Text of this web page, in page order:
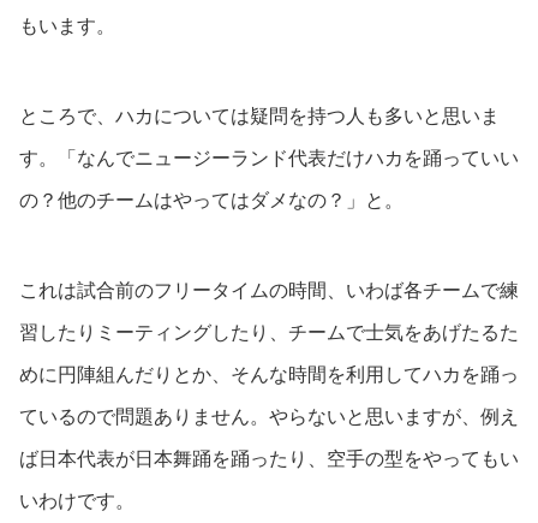
もいます。
ところで、ハカについては疑問を持つ人も多いと思いま
す。「なんでニュージーランド代表だけハカを踊っていい
の？他のチームはやってはダメなの？」と。
これは試合前のフリータイムの時間、いわば各チームで練
習したりミーティングしたり、チームで士気をあげたるた
めに円陣組んだりとか、そんな時間を利用してハカを踊っ
ているので問題ありません。やらないと思いますが、例え
ば日本代表が日本舞踊を踊ったり、空手の型をやってもい
いわけです。